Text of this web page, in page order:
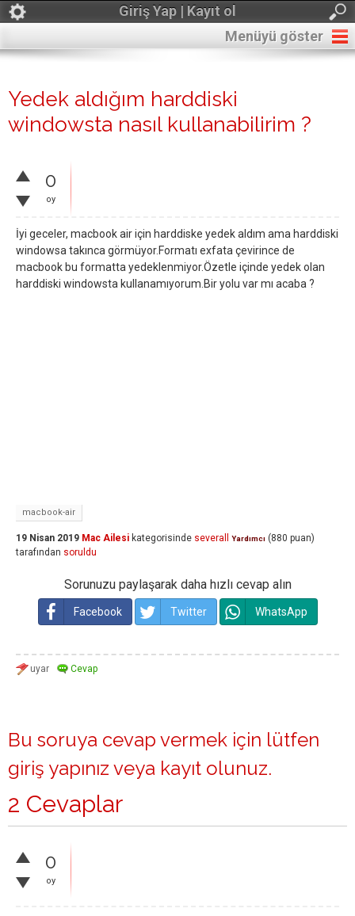
Giriş Yap | Kayıt ol
Menüyü göster
Yedek aldığım harddiski
windowsta nasıl kullanabilirim ?
0
oy
İyi geceler, macbook air için harddiske yedek aldım ama harddiski
windowsa takınca görmüyor.Formatı exfata çevirince de
macbook bu formatta yedeklenmiyor.Özetle içinde yedek olan
harddiski windowsta kullanamıyorum.Bir yolu var mı acaba ?
macbook-air
19 Nisan 2019 Mac Ailesi kategorisinde severall Yardımcı (880 puan)
tarafından soruldu
Sorunuzu paylaşarak daha hızlı cevap alın
Facebook Twitter WhatsApp
Bu soruya cevap vermek için lütfen
giriş yapınız veya kayıt olunuz.
2 Cevaplar
0
oy